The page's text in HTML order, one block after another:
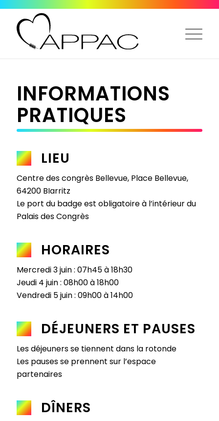
INFORMATIONS
PRATIQUES
LIEU
Centre des congrès Bellevue, Place Bellevue,
64200 BIarritz
Le port du badge est obligatoire à l’intérieur du
Palais des Congrès
HORAIRES
Mercredi 3 juin : 07h45 à 18h30
Jeudi 4 juin : 08h00 à 18h00
Vendredi 5 juin : 09h00 à 14h00
DÉJEUNERS ET PAUSES
Les déjeuners se tiennent dans la rotonde
Les pauses se prennent sur l’espace
partenaires
DÎNERS